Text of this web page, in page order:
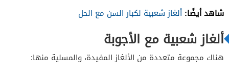
شاهد أيضًا: ألغاز شعبية لكبار السن مع الحل
ألغاز شعبية مع الأجوبة
هناك مجموعة متعددة من الألغاز المفيدة، والمسلية منها: